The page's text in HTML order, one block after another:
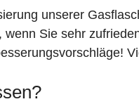
unserer
Sie sehr